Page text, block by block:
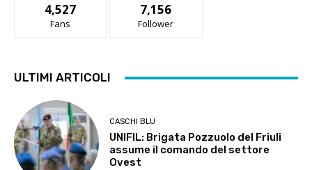
4,527
Fans
7,156
Follower
ULTIMI ARTICOLI
CASCHI BLU
UNIFIL: Brigata Pozzuolo del Friuli
assume il comando del settore
Ovest